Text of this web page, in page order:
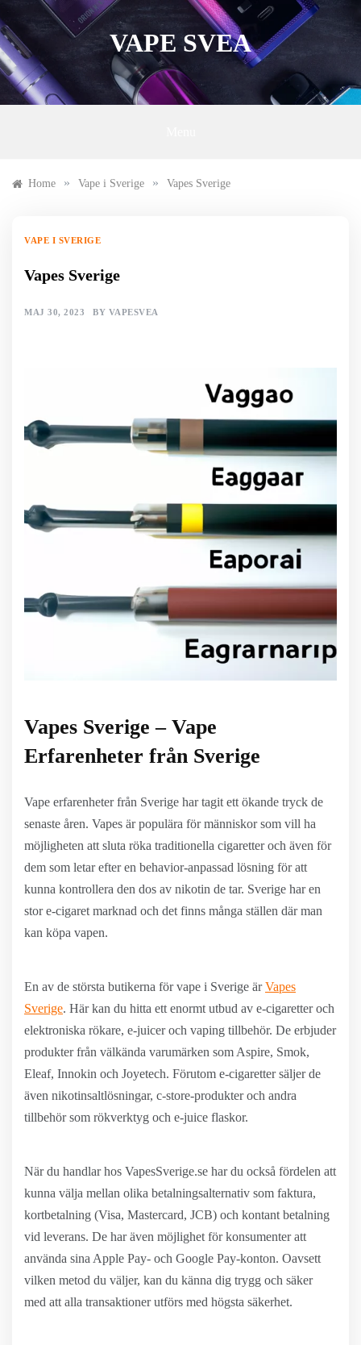
to
content
VAPE SVEA
Home » Vape i Sverige » Vapes Sverige
VAPE I SVERIGE
Vapes Sverige
MAJ 30, 2023 BY VAPESVEA
Vapes Sverige – Vape
Erfarenheter från Sverige
Vape erfarenheter från Sverige har tagit ett ökande tryck de
senaste åren. Vapes är populära för människor som vill ha
möjligheten att sluta röka traditionella cigaretter och även för
dem som letar efter en behavior-anpassad lösning för att
kunna kontrollera den dos av nikotin de tar. Sverige har en
stor e-cigaret marknad och det finns många ställen där man
kan köpa vapen.
En av de största butikerna för vape i Sverige ärVapes
Sverige. Här kan du hitta ett enormt utbud av e-cigaretter och
elektroniska rökare, e-juicer och vaping tillbehör. De erbjuder
produkter från välkända varumärken som Aspire, Smok,
Eleaf, Innokin och Joyetech. Förutom e-cigaretter säljer de
även nikotinsaltlösningar, c-store-produkter och andra
tillbehör som rökverktyg och e-juice flaskor.
När du handlar hos VapesSverige.se har du också fördelen att
kunna välja mellan olika betalningsalternativ som faktura,
kortbetalning (Visa, Mastercard, JCB) och kontant betalning
vid leverans. De har även möjlighet för konsumenter att
använda sina Apple Pay- och Google Pay-konton. Oavsett
vilken metod du väljer, kan du känna dig trygg och säker
med att alla transaktioner utförs med högsta säkerhet.